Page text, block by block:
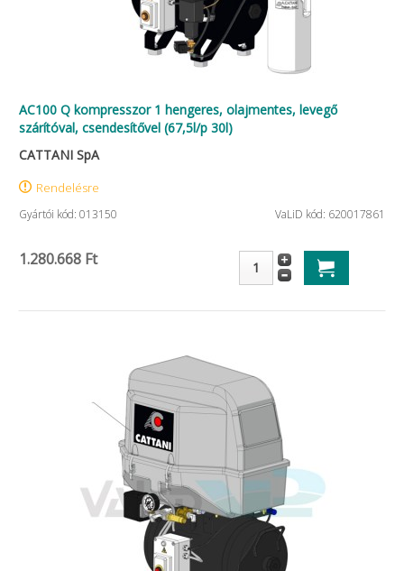
AC100 Q kompresszor 1 hengeres, olajmentes, levegő
szárítóval, csendesítővel (67,5l/p 30l)
CATTANI SpA
Rendelésre
Gyártói kód: 013150 VaLiD kód: 620017861
1.280.668 Ft